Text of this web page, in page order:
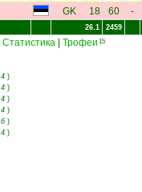
GK 18 60 -
26.1 2459
Статистика Трофеи 15
4 )
4 )
4 )
4 )
6 )
4 )